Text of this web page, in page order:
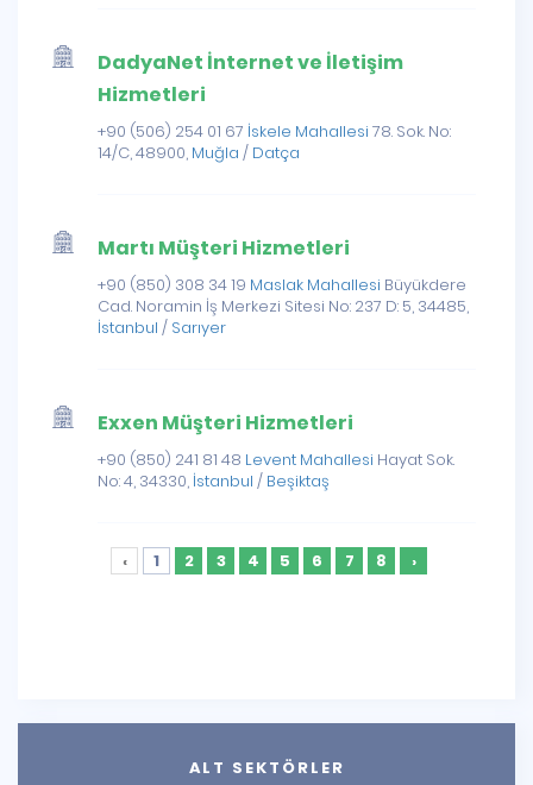
DadyaNet İnternet ve İletişim
Hizmetleri
+90 (506) 254 01 67 İskele Mahallesi 78. Sok. No:
14/C, 48900, Muğla / Datça
Martı Müşteri Hizmetleri
+90 (850) 308 34 19 Maslak Mahallesi Büyükdere
Cad. Noramin İş Merkezi Sitesi No: 237 D: 5, 34485,
İstanbul / Sarıyer
Exxen Müşteri Hizmetleri
+90 (850) 241 81 48 Levent Mahallesi Hayat Sok.
No: 4, 34330, İstanbul / Beşiktaş
‹ 1 2 3 4 5 6 7 8 ›
ALT SEKTÖRLER